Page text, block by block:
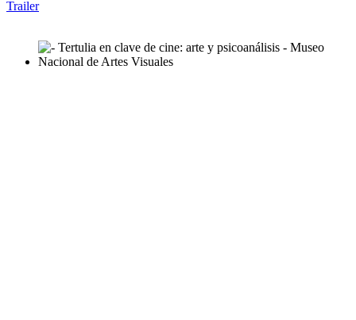
Trailer